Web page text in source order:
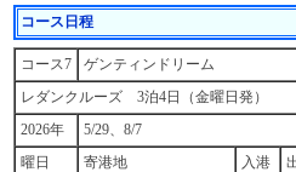
コース日程
コース7
ゲンティンドリーム
レダンクルーズ 3泊4日（金曜日発）
2026年
5/29、8/7
曜日
寄港地 入港